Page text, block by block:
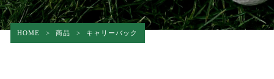
HOME > 商品 > キャリーバック